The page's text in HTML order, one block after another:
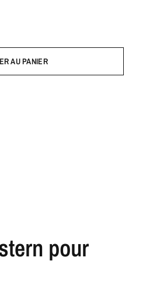
AU PANIER
pour